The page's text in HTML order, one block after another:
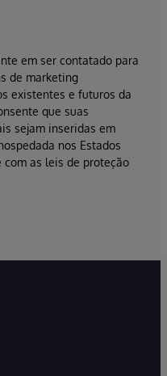
em ser contatado para
de marketing
existentes e futuros da
que suas
sejam inseridas em
nos Estados
com as leis de proteção